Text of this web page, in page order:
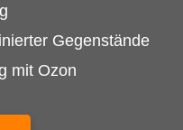
Gegenstände
mit Ozon